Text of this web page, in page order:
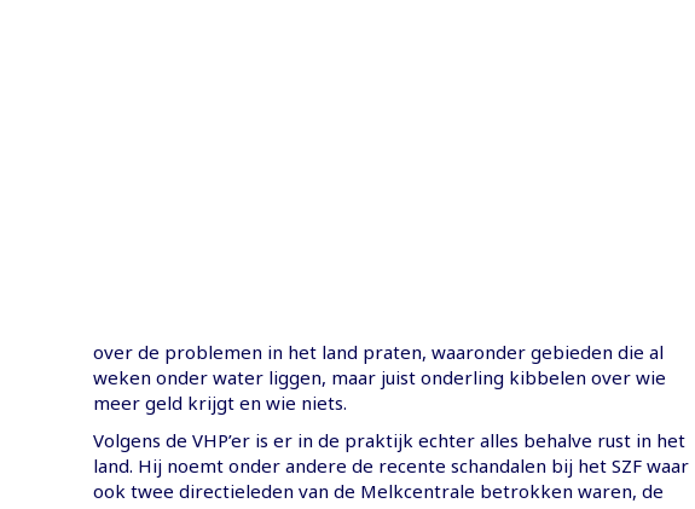
over de problemen in het land praten, waaronder gebieden die al
weken onder water liggen, maar juist onderling kibbelen over wie
meer geld krijgt en wie niets.
Volgens de VHP’er is er in de praktijk echter alles behalve rust in het
land. Hij noemt onder andere de recente schandalen bij het SZF waar
ook twee directieleden van de Melkcentrale betrokken waren, de